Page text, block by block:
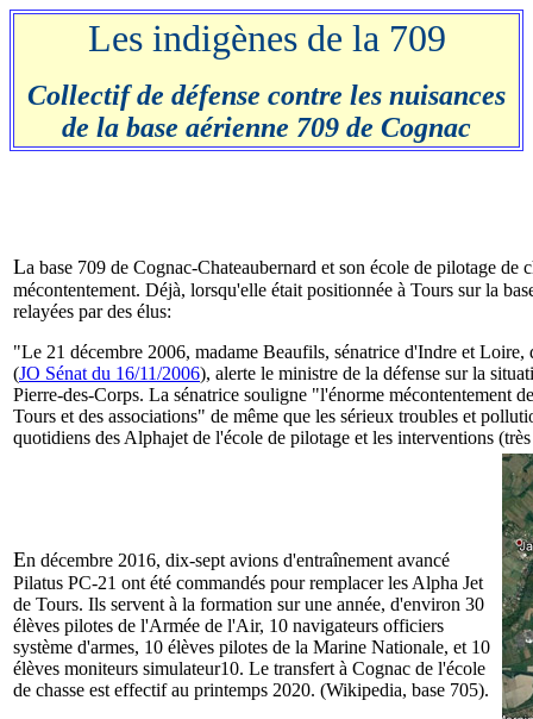
Les indigènes de la 709
Collectif de défense contre les nuisances
de la base aérienne 709 de Cognac
La base 709 de Cognac-Chateaubernard et son école de pilotage de
mécontentement. Déjà, lorsqu'elle était positionnée à Tours sur la
relayées par des élus:
"Le 21 décembre 2006, madame Beaufils, sénatrice d'Indre et Loire,
(JO Sénat du 16/11/2006), alerte le ministre de la défense sur la
Pierre-des-Corps. La sénatrice souligne "l'énorme mécontentement
Tours et des associations" de même que les sérieux troubles et
quotidiens des Alphajet de l'école de pilotage et les interventions
En décembre 2016, dix-sept avions d'entraînement avancé
Pilatus PC-21 ont été commandés pour remplacer les Alpha Jet
de Tours. Ils servent à la formation sur une année, d'environ 30
élèves pilotes de l'Armée de l'Air, 10 navigateurs officiers
système d'armes, 10 élèves pilotes de la Marine Nationale, et 10
élèves moniteurs simulateur10. Le transfert à Cognac de l'école
de chasse est effectif au printemps 2020. (Wikipedia, base 705).